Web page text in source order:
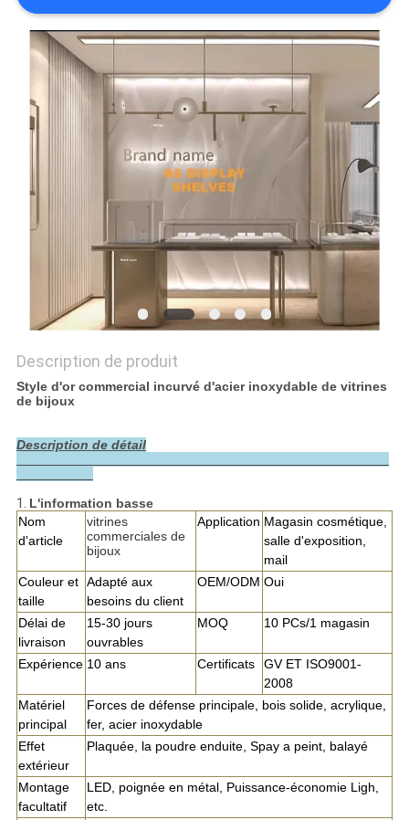
DEMANDEZ
UNE
CITATION
PLAN
DU
SITE
PRIVACY
POLICY
Description de produit
Style d'or commercial incurvé d'acier inoxydable de vitrines
de bijoux
Description de détail
1. L'information basse
Nom
d'article
vitrines
commerciales de
bijoux
Application Magasin cosmétique,
salle d'exposition,
mail
Couleur et
taille
Adapté aux
besoins du client
OEM/ODM Oui
Délai de
livraison
15-30 jours
ouvrables
MOQ 10 PCs/1 magasin
Expérience 10 ans Certificats
GV ET ISO9001-
2008
Matériel
principal
Forces de défense principale, bois solide, acrylique,
fer, acier inoxydable
Effet
extérieur
Plaquée, la poudre enduite, Spay a peint, balayé
Montage
facultatif
LED, poignée en métal, Puissance-économie Ligh,
etc.